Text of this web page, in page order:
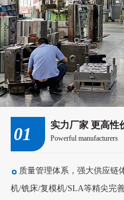
01 实力厂家 更高性
Powerful manufacturers
质量管理体系，强大供应链
机/铣床/复模机/SLA等精尖完